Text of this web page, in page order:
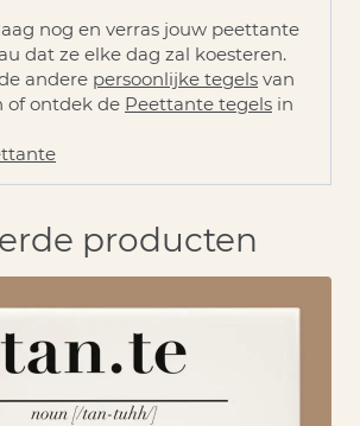
nog en verras jouw peettante
dat ze elke dag zal koesteren.
andere persoonlijke tegels van
of ontdek de Peettante tegels in
producten